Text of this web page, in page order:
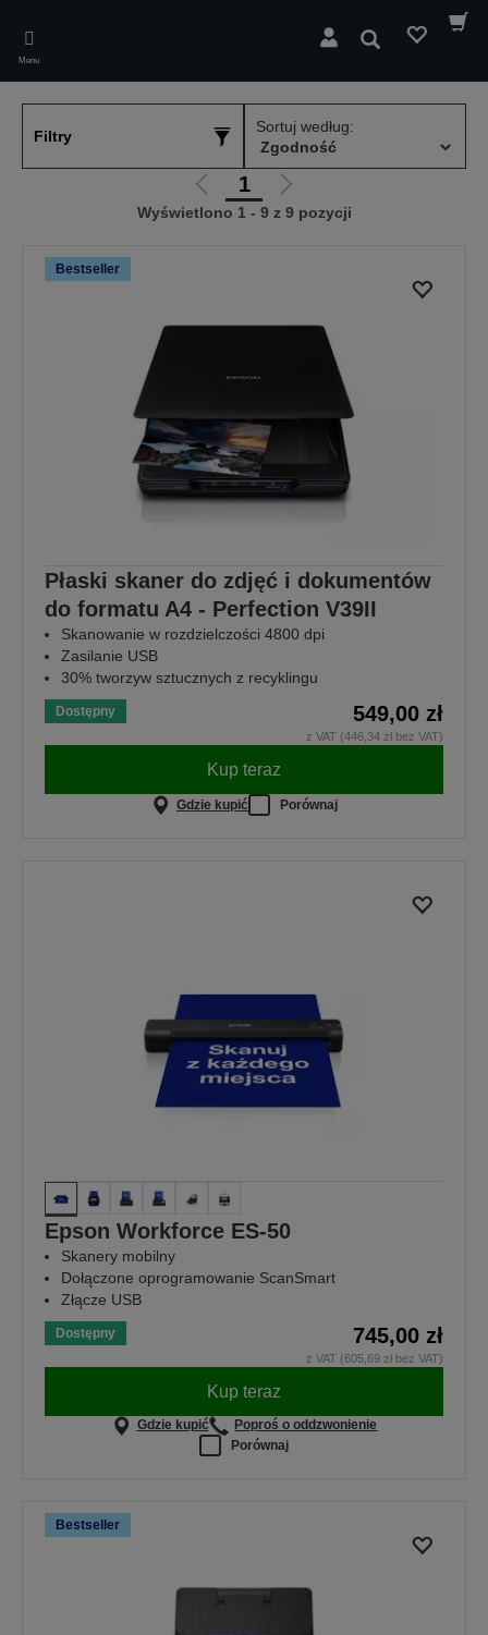
main
content
Menu
Wyszukaj
Filtry
Sortuj według:
Przejdź
do
1
Przejdź
do
Wyświetlono 1 - 9 z 9 pozycji
Bestseller
Płaski skaner do zdjęć i dokumentów
do formatu A4 - Perfection V39II
Skanowanie w rozdzielczości 4800 dpi
Zasilanie USB
30% tworzyw sztucznych z recyklingu
Dostępny 549,00 zł
z VAT (446,34 zł bez VAT)
Kup teraz
Gdzie kupić Porównaj
Epson Workforce ES-50
Skanery mobilny
Dołączone oprogramowanie ScanSmart
Złącze USB
Dostępny 745,00 zł
z VAT (605,69 zł bez VAT)
Kup teraz
Gdzie kupić
Poproś o oddzwonienie
Porównaj
Bestseller